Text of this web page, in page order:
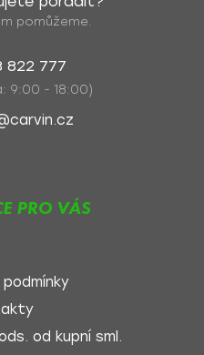
pomůžeme.
822 777
9:00 - 18:00)
PRO VÁS
od kupní sml.